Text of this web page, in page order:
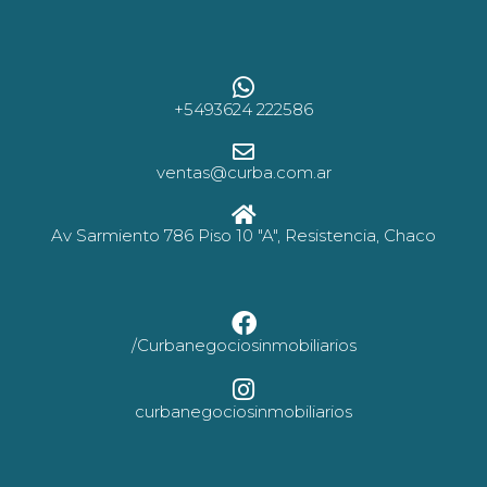
+5493624 222586
ventas@curba.com.ar
Av Sarmiento 786 Piso 10 "A", Resistencia, Chaco
/Curbanegociosinmobiliarios
curbanegociosinmobiliarios